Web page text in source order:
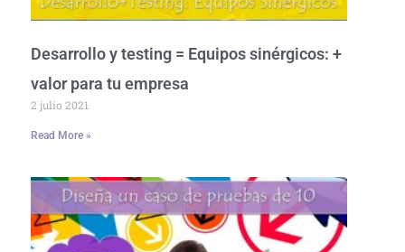
Desarrollo y testing = Equipos sinérgicos: +
valor para tu empresa
2 julio 2021
Read More »